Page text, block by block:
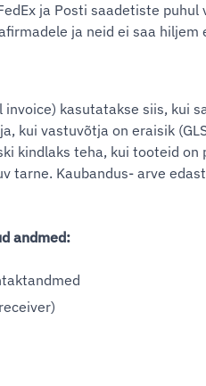
ja Posti saadetiste
ja neid ei saa hiljem
kasutatakse siis, kui
kui vastuvõtja on eraisik
kindlaks teha, kui tooteid
tarne. Kaubandus- arve
andmed: